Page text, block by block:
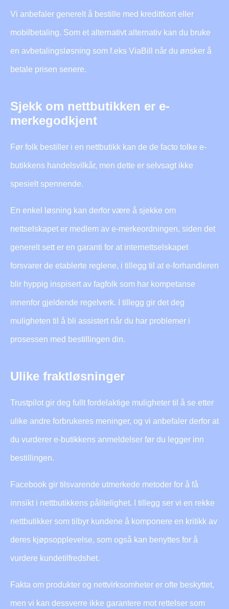
Vi anbefaler generelt å bestille med kredittkort eller
mobilbetaling. Som et alternativt alternativ kan du bruke
en avbetalingsløsning som f.eks ViaBill når du ønsker å
betale prisen senere.
Sjekk om nettbutikken er e-
merkegodkjent
Før folk bestiller i en nettbutikk kan de de facto tolke e-
butikkens handelsvilkår, men dette er selvsagt ikke
spesielt spennende.
En enkel løsning kan derfor være å sjekke om
nettselskapet er medlem av e-merkeordningen, siden det
generelt sett er en garanti for at internettselskapet
forsvarer de etablerte reglene, i tillegg til at e-forhandleren
blir hyppig inspisert av fagfolk som har kompetanse
innenfor gjeldende regelverk. I tillegg gir det deg
muligheten til å bli assistert når du har problemer i
prosessen med bestillingen din.
Ulike fraktløsninger
Trustpilot gir deg fullt fordelaktige muligheter til å se etter
ulike andre forbrukeres meninger, og vi anbefaler derfor at
du vurderer e-butikkens anmeldelser før du legger inn
bestillingen.
Facebook gir tilsvarende utmerkede metoder for å få
innsikt i nettbutikkens pålitelighet. I tillegg ser vi en rekke
nettbutikker som tilbyr kundene å komponere en kritikk av
deres kjøpsopplevelse, som også kan benyttes for å
vurdere kundetilfredshet.
Fakta om produkter og nettvirksomheter er ofte beskyttet,
men vi kan dessverre ikke garantere mot rettelser som